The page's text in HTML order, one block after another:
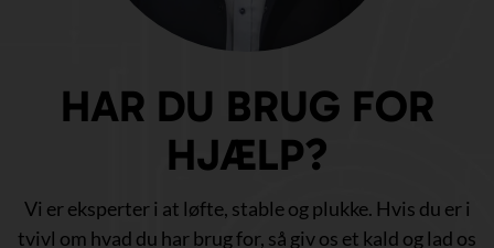
HAR DU BRUG FOR
HJÆLP?
Vi er eksperter i at løfte, stable og plukke. Hvis du er i
tvivl om hvad du har brug for, så giv os et kald og lad os